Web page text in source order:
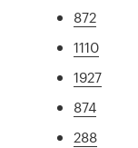
872
1110
1927
874
288